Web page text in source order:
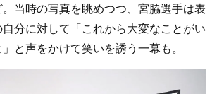
当時の写真を眺めつつ、宮脇選手は表
分に対して「これから大変なことがい
と声をかけて笑いを誘う一幕も。